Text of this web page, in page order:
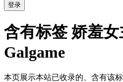
登录
含有标签 娇羞女
Galgame
本页展示本站已收录的、含有该